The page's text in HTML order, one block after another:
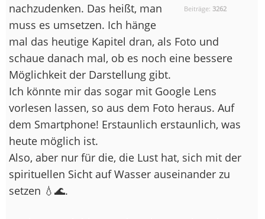
Beiträge:3262
nachzudenken. Das heißt, man
muss es umsetzen. Ich hänge
mal das heutige Kapitel dran, als Foto und
schaue danach mal, ob es noch eine bessere
Möglichkeit der Darstellung gibt.
Ich könnte mir das sogar mit Google Lens
vorlesen lassen, so aus dem Foto heraus. Auf
dem Smartphone! Erstaunlich erstaunlich, was
heute möglich ist.
Also, aber nur für die, die Lust hat, sich mit der
spirituellen Sicht auf Wasser auseinander zu
setzen 💧🌊.